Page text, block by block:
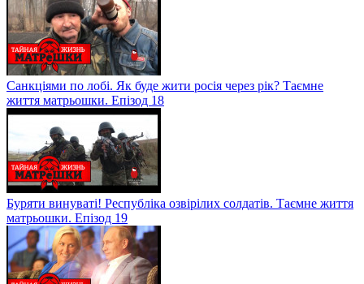
Санкціями по лобі. Як буде жити росія через рік? Таємне
життя матрьошки. Епізод 18
Буряти винуваті! Республіка озвірілих солдатів. Таємне життя
матрьошки. Епізод 19